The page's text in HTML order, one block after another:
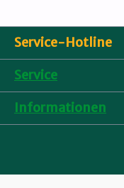
Service-Hotline
Service
Informationen